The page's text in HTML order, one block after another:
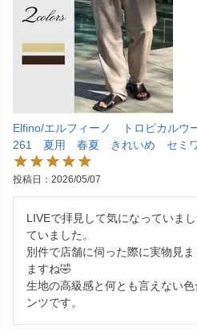
Elfino/エルフィーノ トロピカルウ
261 夏用 春夏 きれいめ セミ
投稿日 2026/05/07
LIVEで拝見して気になっていま
ていました。
別件で店舗に伺った際に実物見
ますね🤣
生地の高級感と何とも言えない
ンツです。